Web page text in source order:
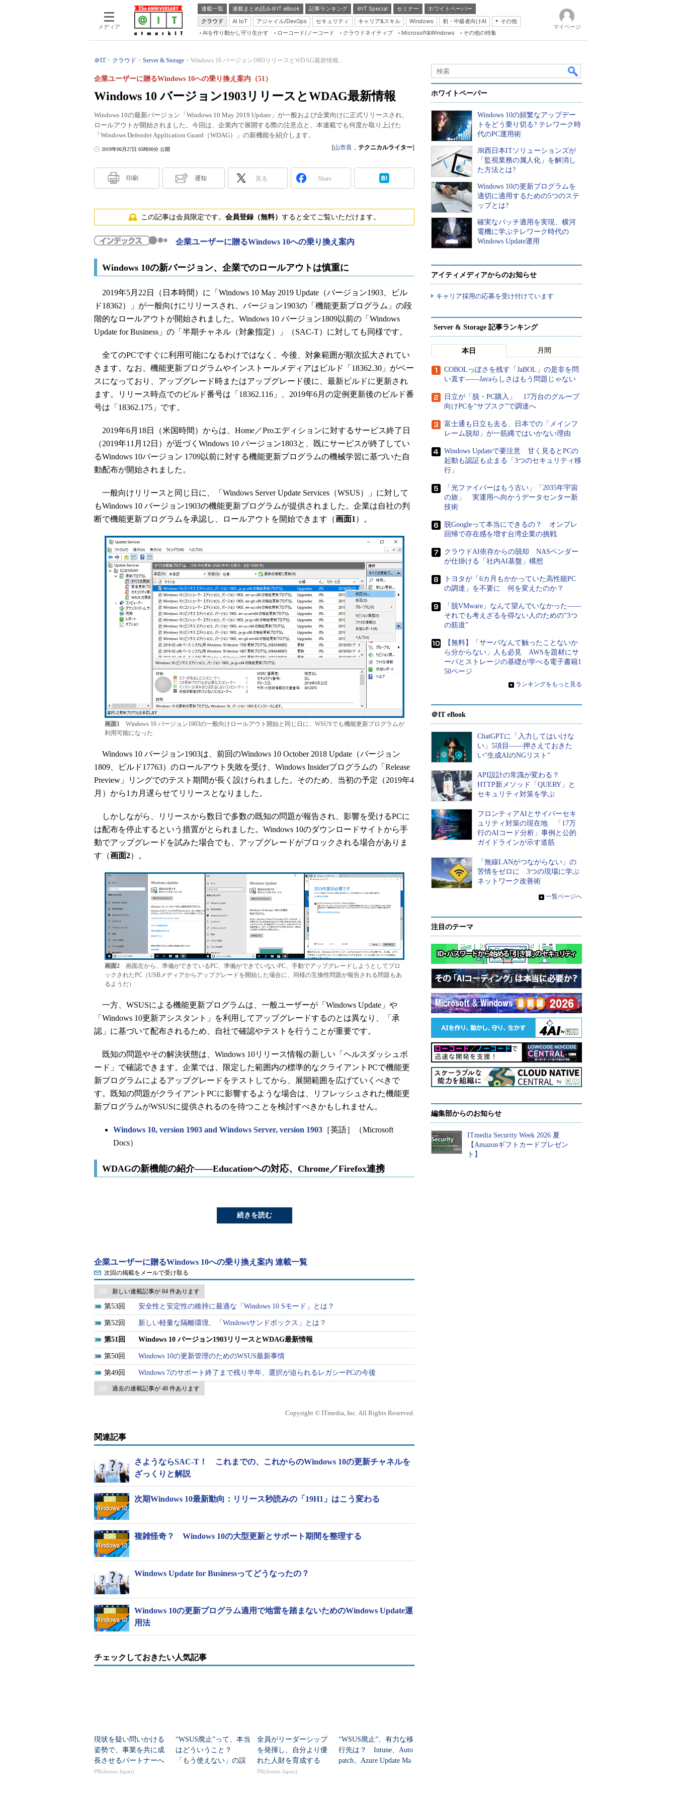
メディア
連載一覧 連載まとめ読み＠IT eBook 記事ランキング ＠IT Special セミナー
ホワイトペーパー
クラウド
AI IoT アジャイル/DevOps セキュリティ キャリア&スキル Windows 初・中級者向けAI
その他
Server & Storage
Java Agile
Database Expert
Master of IP Network
Security & Trust
AIを作り動かし守り生かす ローコード/ノーコード クラウドネイティブ Microsoft&Windows その他の特集
マイページ
＠IT クラウド Server & Storage Windows 10 バージョン1903リリースとWDAG最新情報...
Windows 10 バージョン1903リリースとWDAG最新情報
企業ユーザーに贈るWindows 10への乗り換え案内（51）
Windows 10の最新バージョン「Windows 10 May 2019 Update」が一般および企業向けに正式リリースされ、
ロールアウトが開始されました。今回は、企業内で展開する際の注意点と、本連載でも何度か取り上げた
「Windows Defender Application Guard（WDAG）」の新機能を紹介します。
2019年06月27日 05時00分 公開 [山市良 ， テクニカルライター]
印刷 通知 見る Share
この記事は会員限定です。 会員登録（無料） すると全てご覧いただけます。
企業ユーザーに贈るWindows 10への乗り換え案内
Windows 10の新バージョン、企業でのロールアウトは慎重に
2019年5月22日（日本時間）に「Windows 10 May 2019 Update（バージョン1903、ビル
ド18362）」が一般向けにリリースされ、バージョン1903の「機能更新プログラム」の段
階的なロールアウトが開始されました。Windows 10 バージョン1809以前の「Windows
Update for Business」の「半期チャネル（対象指定）」（SAC-T）に対しても同様です。
全てのPCですぐに利用可能になるわけではなく、今後、対象範囲が順次拡大されてい
きます。なお、機能更新プログラムやインストールメディアはビルド「18362.30」がベー
スになっており、アップグレード時またはアップグレード後に、最新ビルドに更新され
ます。リリース時点でのビルド番号は「18362.116」、2019年6月の定例更新後のビルド番
号は「18362.175」です。
2019年6月18日（米国時間）からは、Home／Proエディションに対するサービス終了日
（2019年11月12日）が近づくWindows 10 バージョン1803と、既にサービスが終了してい
るWindows 10バージョン 1709以前に対する機能更新プログラムの機械学習に基づいた自
動配布が開始されました。
一般向けリリースと同じ日に、「Windows Server Update Services（WSUS）」に対して
もWindows 10 バージョン1903の機能更新プログラムが提供されました。企業は自社の判
断で機能更新プログラムを承認し、ロールアウトを開始できます（画面1 ）。
画面1Windows 10 バージョン1903の一般向けロールアウト開始と同じ日に、WSUSでも機能更新プログラムが
利用可能になった
Windows 10 バージョン1903は、前回のWindows 10 October 2018 Update（バージョン
1809、ビルド17763）のロールアウト失敗を受け、Windows Insiderプログラムの「Release
Preview」リングでのテスト期間が長く設けられました。そのため、当初の予定（2019年4
月）から1カ月遅らせてリリースとなりました。
しかしながら、リリースから数日で多数の既知の問題が報告され、影響を受けるPCに
は配布を停止するという措置がとられました。Windows 10のダウンロードサイトから手
動でアップグレードを試みた場合でも、アップグレードがブロックされる場合がありま
す（画面2）。
画面2画面左から、準備ができているPC、準備ができていないPC、手動でアップグレードしようとしてブロ
ックされたPC（USBメディアからアップグレードを開始した場合に、同様の互換性問題が報告される問題もあ
るようだ）
一方、WSUSによる機能更新プログラムは、一般ユーザーが「Windows Update」や
「Windows 10更新アシスタント」を利用してアップグレードするのとは異なり、「承
認」に基づいて配布されるため、自社で確認やテストを行うことが重要です。
既知の問題やその解決状態は、Windows 10リリース情報の新しい「ヘルスダッシュボ
ード」で確認できます。企業では、限定した範囲内の標準的なクライアントPCで機能更
新プログラムによるアップグレードをテストしてから、展開範囲を広げていくべきで
す。既知の問題がクライアントPCに影響するような場合は、リフレッシュされた機能更
新プログラムがWSUSに提供されるのを待つことを検討すべきかもしれません。
Windows 10, version 1903 and Windows Server, version 1903 ［英語］（Microsoft
Docs）
WDAGの新機能の紹介――Educationへの対応、Chrome／Firefox連携
続きを読む
企業ユーザーに贈るWindows 10への乗り換え案内 連載一覧
次回の掲載をメールで受け取る
新しい連載記事が 84 件あります
53 安全性と安定性の維持に最適な「Windows 10 Sモード」とは？
52 新しい軽量な隔離環境、「Windowsサンドボックス」とは？
51 Windows 10 バージョン1903リリースとWDAG最新情報
50 Windows 10の更新管理のためのWSUS最新事情
49 Windows 7のサポート終了まで残り半年、選択が迫られるレガシーPCの今後
過去の連載記事が 48 件あります
Copyright © ITmedia, Inc. All Rights Reserved.
関連記事
さようならSAC-T！ これまでの、これからのWindows 10の更新チャネルを
ざっくりと解説
次期Windows 10最新動向：リリース秒読みの「19H1」はこう変わる
複雑怪奇？ Windows 10の大型更新とサポート期間を整理する
Windows Update for Businessってどうなったの？
Windows 10の更新プログラム適用で地雷を踏まないためのWindows Update運
用法
チェックしておきたい人気記事
現状を疑い問いかける
姿勢で、事業を共に成
長させるパートナーへ
PR(dentsu Japan)
“WSUS廃止”って、本当
はどういうこと？
「もう使えない」の誤
全員がリーダーシップ
を発揮し、自分より優
れた人財を育成する
PR(dentsu Japan)
“WSUS廃止”、有力な移
行先は？ Intune、Auto
patch、Azure Update Ma
ホワイトペーパー
Windows 10の頻繁なアップデー
トをどう乗り切る? テレワーク時
代のPC運用術
JR西日本ITソリューションズが
「監視業務の属人化」を解消し
た方法とは?
Windows 10の更新プログラムを
適切に適用するための5つのステ
ップとは?
確実なパッチ適用を実現、横河
電機に学ぶテレワーク時代の
Windows Update運用
アイティメディアからのお知らせ
キャリア採用の応募を受け付けています
Server & Storage 記事ランキング
本日 月間
COBOLっぽさを残す「JaBOL」の是非を問
い直す――Javaらしさはもう問題じゃない
日立が「脱・PC購入」 17万台のグループ
向けPCを“サブスク”で調達へ
富士通も日立も去る、日本での「メインフ
レーム脱却」が一筋縄ではいかない理由
Windows Updateで要注意 甘く見るとPCの
起動も認証も止まる「3つのセキュリティ移
行」
「光ファイバーはもう古い」「2035年宇宙
の旅」 実運用へ向かうデータセンター新
技術
脱Googleって本当にできるの？ オンプレ
回帰で存在感を増す台湾企業の挑戦
クラウドAI依存からの脱却 NASベンダー
が仕掛ける「社内AI基盤」構想
トヨタが「6カ月もかかっていた高性能PC
の調達」を不要に 何を変えたのか？
「脱VMware」なんて望んでいなかった――
それでも考えざるを得ない人のための“3つ
の筋道”
【無料】「サーバなんて触ったことないか
ら分からない」人も必見 AWSを題材にサ
ーバとストレージの基礎が学べる電子書籍1
50ページ
» ランキングをもっと見る
＠IT eBook
ChatGPTに「入力してはいけな
い」5項目――押さえておきた
い“生成AIのNGリスト”
API設計の常識が変わる？
HTTP新メソッド「QUERY」と
セキュリティ対策を学ぶ
フロンティアAIとサイバーセキ
ュリティ対策の現在地 「17万
行のAIコード分析」事例と公的
ガイドラインが示す道筋
「無線LANがつながらない」の
苦情をゼロに 3つの現場に学ぶ
ネットワーク改善術
» 一覧ページへ
注目のテーマ
編集部からのお知らせ
ITmedia Security Week 2026 夏
【Amazonギフトカードプレゼン
ト】